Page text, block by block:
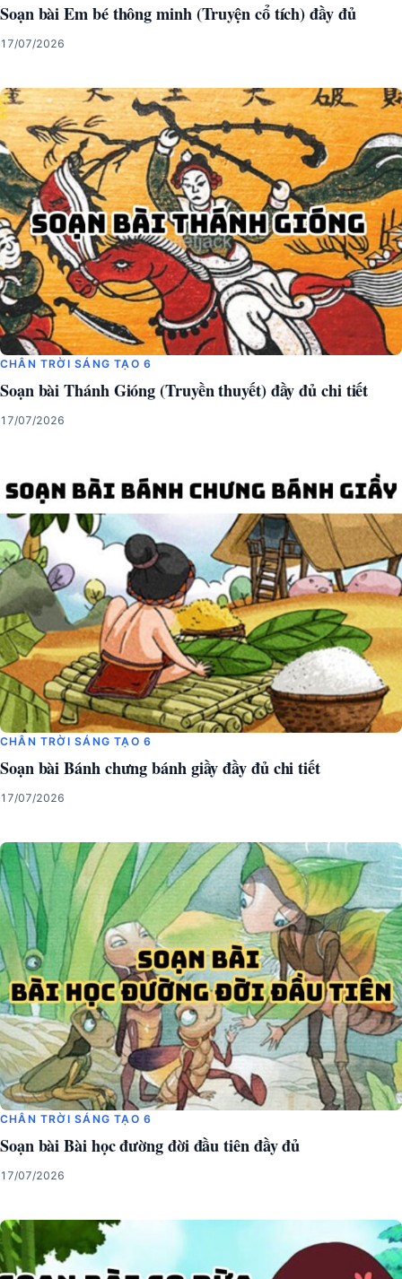
Soạn bài Em bé thông minh (Truyện cổ tích) đầy đủ
17/07/2026
CHÂN TRỜI SÁNG TẠO 6
Soạn bài Thánh Gióng (Truyền thuyết) đầy đủ chi tiết
17/07/2026
CHÂN TRỜI SÁNG TẠO 6
Soạn bài Bánh chưng bánh giầy đầy đủ chi tiết
17/07/2026
CHÂN TRỜI SÁNG TẠO 6
Soạn bài Bài học đường đời đầu tiên đầy đủ
17/07/2026